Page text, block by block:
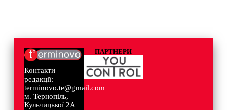
Контакти
редакції:
terminovo.te@gmail.com
м. Тернопіль,
Кульчицької 2А
ПАРТНЕРИ